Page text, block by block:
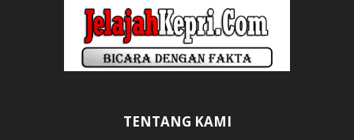
TENTANG KAMI